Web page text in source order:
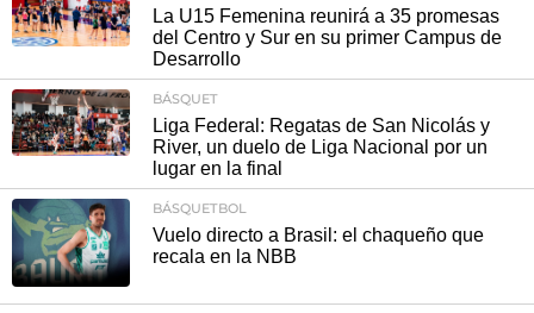
La U15 Femenina reunirá a 35 promesas
del Centro y Sur en su primer Campus de
Desarrollo
BÁSQUET
Liga Federal: Regatas de San Nicolás y
River, un duelo de Liga Nacional por un
lugar en la final
BÁSQUETBOL
Vuelo directo a Brasil: el chaqueño que
recala en la NBB